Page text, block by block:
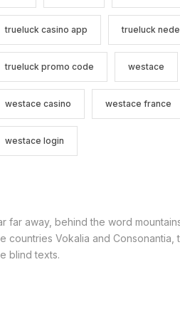
trueluck casino app trueluck
trueluck promo code westace
westace casino westace france
westace login
far away, behind the word
countries Vokalia and Consonantia,
blind texts.